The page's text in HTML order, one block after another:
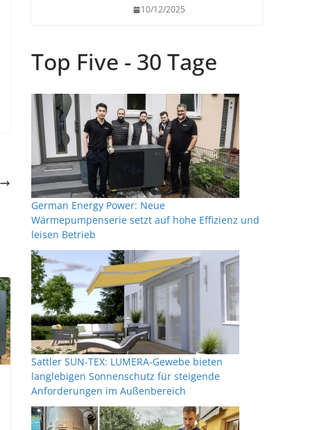
10/12/2025
Top Five - 30 Tage
German Energy Power: Neue
Wärmepumpenserie setzt auf hohe Effizienz und
leisen Betrieb
Sattler SUN-TEX: LUMERA-Gewebe bieten
langlebigen Sonnenschutz für steigende
Anforderungen im Außenbereich